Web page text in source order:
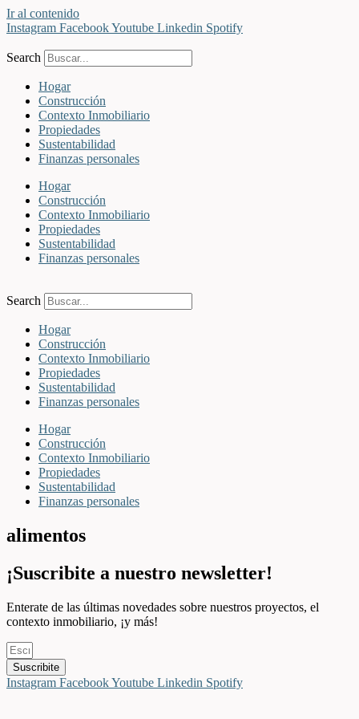
Ir al contenido
Instagram FacebookYoutube Linkedin Spotify
Search
Hogar
Construcción
Contexto Inmobiliario
Propiedades
Sustentabilidad
Finanzas personales
Hogar
Construcción
Contexto Inmobiliario
Propiedades
Sustentabilidad
Finanzas personales
Search
Hogar
Construcción
Contexto Inmobiliario
Propiedades
Sustentabilidad
Finanzas personales
Hogar
Construcción
Contexto Inmobiliario
Propiedades
Sustentabilidad
Finanzas personales
alimentos
¡Suscribite a nuestro newsletter!
Enterate de las últimas novedades sobre nuestros proyectos, el
contexto inmobiliario, ¡y más!
Suscribite
Instagram FacebookYoutube Linkedin Spotify